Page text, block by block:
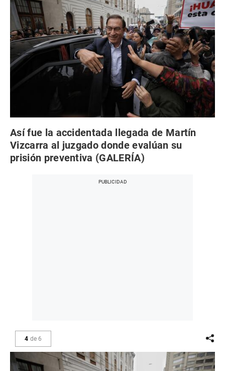
Así fue la accidentada llegada de Martín
Vizcarra al juzgado donde evalúan su
prisión preventiva (GALERÍA)
4 de 6